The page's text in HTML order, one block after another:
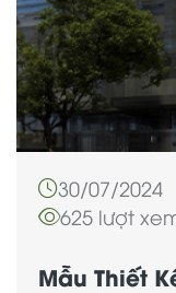
30/07/2024
625 lượt
Mẫu Thiết